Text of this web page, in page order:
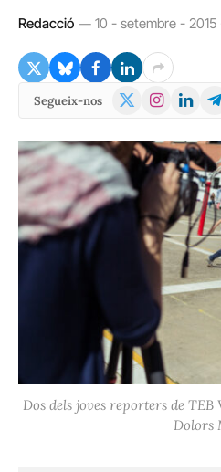
Redacció 10 - setembre - 2015
Segueix-nos
X
Instagram
LinkedIn
Dos dels joves reporters de
Dolors